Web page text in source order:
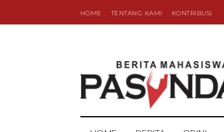
HOME TENTANG KAMI KONTRIBUSI